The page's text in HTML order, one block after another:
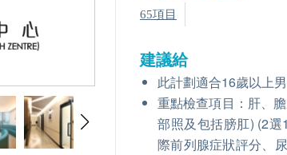
65項目
建議給
此計劃適合16歲以上
重點檢查項目：肝、
部照及包括膀肛) (2
際前列腺症狀評分、